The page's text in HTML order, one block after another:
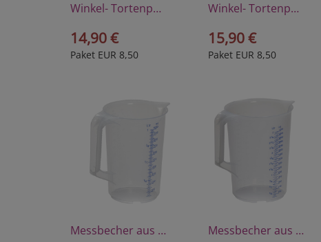
Winkel- Tortenpalette aus hochwertigem Edelstahl
14,90 €
Paket EUR 8,50
Winkel- Tortenpalette aus hochwertigem Edelstahl
15,90 €
Paket EUR 8,50
Messbecher aus Polyprophylen 1 Liter Messbecher aus Polyprophylen 3 Liter